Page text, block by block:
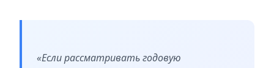
«Если рассматривать годовую